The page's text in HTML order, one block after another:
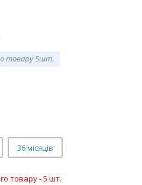
товару 5шт.
36 місяців
товару - 5 шт.